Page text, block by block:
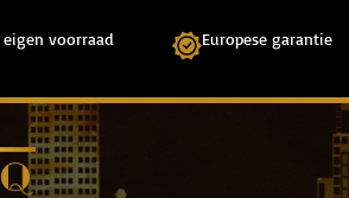
eigen voorraad Europese garantie